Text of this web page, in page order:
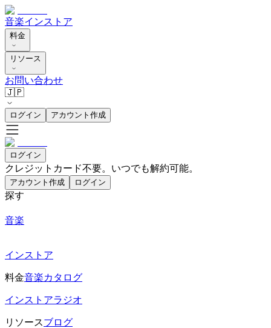
音楽インストア
料金
リソース
お問い合わせ
🇯🇵
ログイン アカウント作成
ログイン
クレジットカード不要。いつでも解約可能。
アカウント作成 ログイン
探す
音楽
インストア
料金音楽カタログ
インストアラジオ
リソースブログ